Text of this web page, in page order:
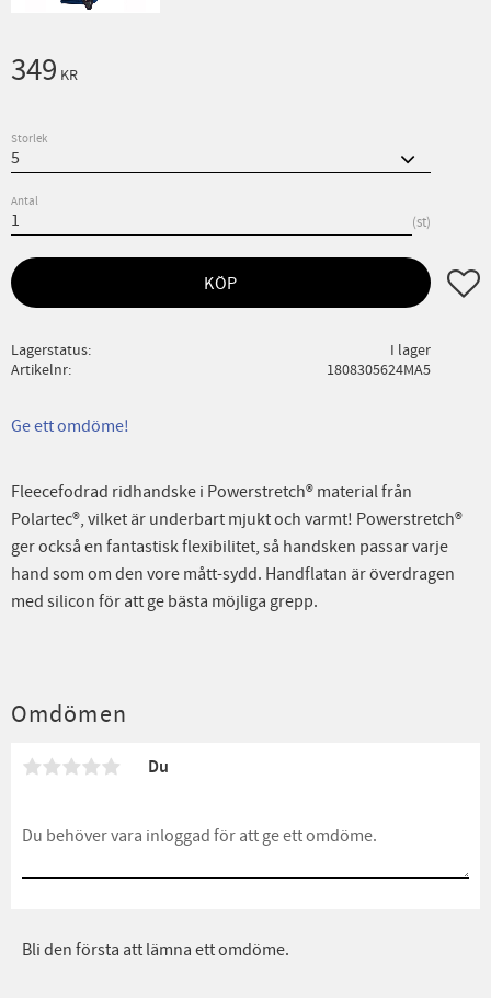
349 KR
Storlek
Antal
st
KÖP Lägg
Lagerstatus
I lager
Artikelnr
1808305624MA5
Ge ett omdöme!
Fleecefodrad ridhandske i Powerstretch® material från
Polartec®, vilket är underbart mjukt och varmt! Powerstretch®
ger också en fantastisk flexibilitet, så handsken passar varje
hand som om den vore mått-sydd. Handflatan är överdragen
med silicon för att ge bästa möjliga grepp.
Omdömen
Du
Bli den första att lämna ett omdöme.